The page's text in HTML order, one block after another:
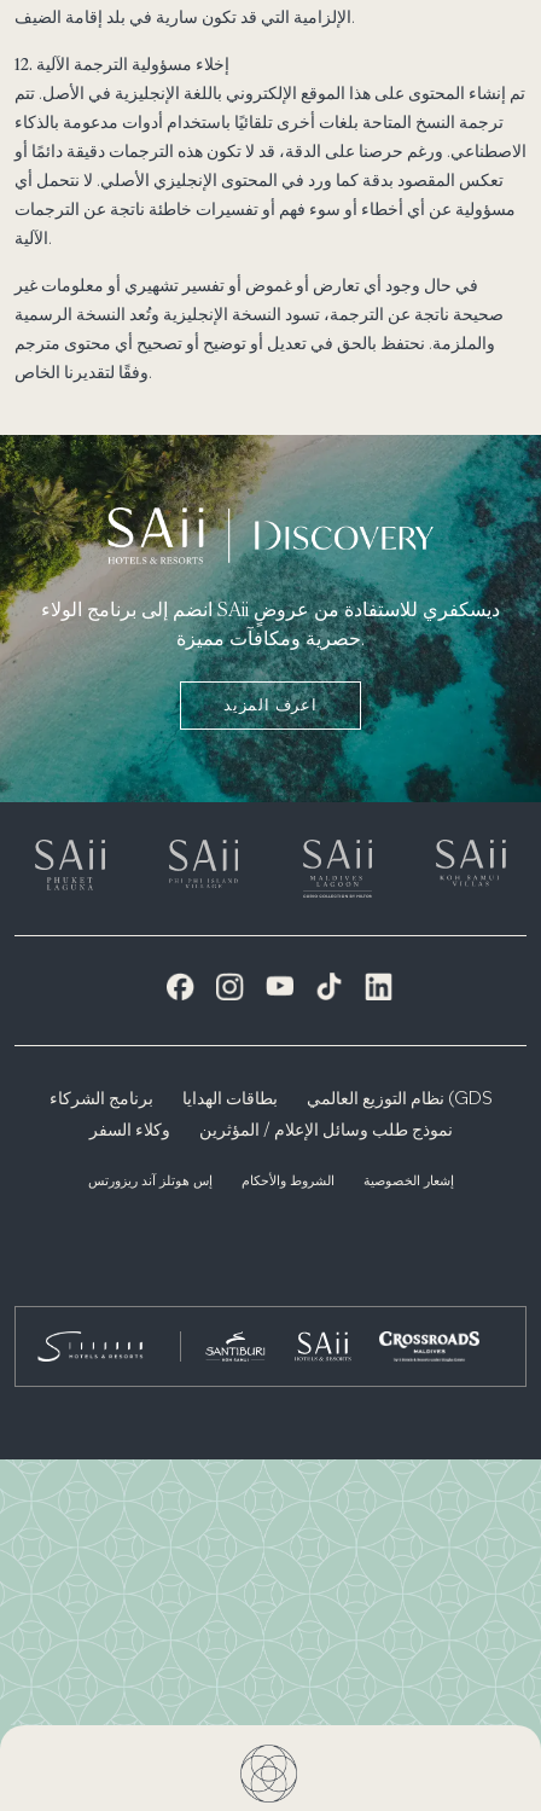
الإلزامية التي قد تكون سارية في بلد إقامة الضيف.
12. إخلاء مسؤولية الترجمة الآلية
تم إنشاء المحتوى على هذا الموقع الإلكتروني باللغة الإنجليزية في الأصل. تتم
ترجمة النسخ المتاحة بلغات أخرى تلقائيًا باستخدام أدوات مدعومة بالذكاء
الاصطناعي. ورغم حرصنا على الدقة، قد لا تكون هذه الترجمات دقيقة دائمًا أو
تعكس المقصود بدقة كما ورد في المحتوى الإنجليزي الأصلي. لا نتحمل أي
مسؤولية عن أي أخطاء أو سوء فهم أو تفسيرات خاطئة ناتجة عن الترجمات
الآلية.
في حال وجود أي تعارض أو غموض أو تفسير تشهيري أو معلومات غير
صحيحة ناتجة عن الترجمة، تسود النسخة الإنجليزية وتُعد النسخة الرسمية
والملزمة. نحتفظ بالحق في تعديل أو توضيح أو تصحيح أي محتوى مترجم
وفقًا لتقديرنا الخاص.
انضم إلى برنامج الولاء SAii ديسكفري للاستفادة من عروضٍ
حصرية ومكافآت مميزة.
اعرف المزيد
برنامج الشركاء بطاقات الهدايا
نظام التوزيع العالمي (GDS
وكلاء السفر
نموذج طلب وسائل الإعلام / المؤثرين
إشعار الخصوصية الشروط والأحكام إس هوتلز آند ريزورتس